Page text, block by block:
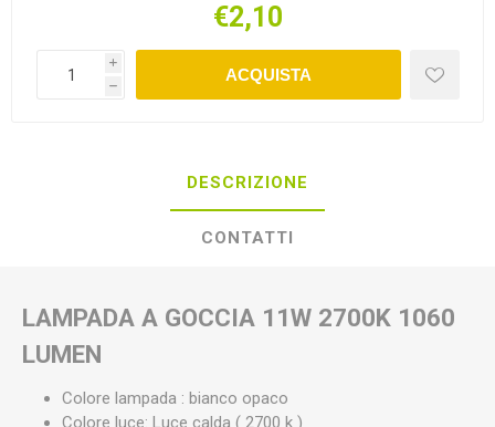
€2,10
i
h
ACQUISTA
DESCRIZIONE
CONTATTI
LAMPADA A GOCCIA 11W 2700K 1060
LUMEN
Colore lampada : bianco opaco
Colore luce: Luce calda ( 2700 k )